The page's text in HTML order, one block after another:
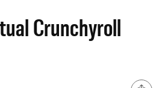
Crunchyroll